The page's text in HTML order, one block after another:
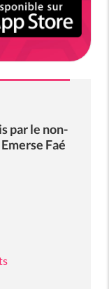
par le non-
Faé